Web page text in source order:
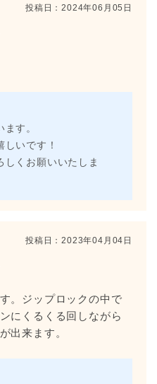
投稿日：2024年06月05日
す。
いです！
しくお願いいたしま
投稿日：2023年04月04日
。ジップロックの中で
にくるくる回しながら
出来ます。